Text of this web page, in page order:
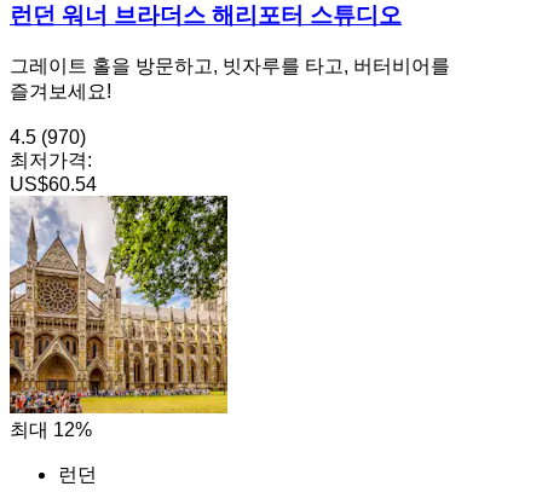
런던 워너 브라더스 해리포터 스튜디오
그레이트 홀을 방문하고, 빗자루를 타고, 버터비어를
즐겨보세요!
4.5 (970)
최저가격:
US$60.54
최대 12%
런던